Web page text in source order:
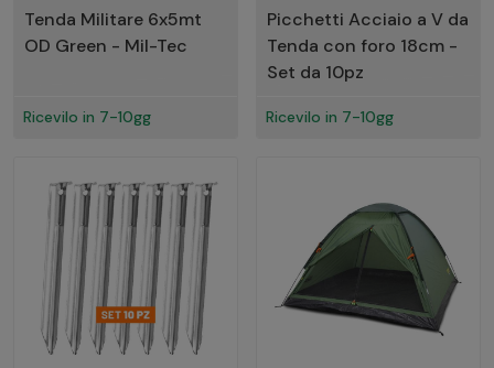
Tenda Militare 6x5mt
OD Green - Mil-Tec
Ricevilo in 7-10gg
Picchetti Acciaio a V da
Tenda con foro 18cm -
Set da 10pz
Ricevilo in 7-10gg